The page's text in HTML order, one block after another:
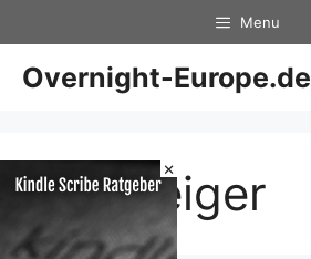
×
Inhalt
springen
Menu
Overnight-Europe.de
Aussteiger